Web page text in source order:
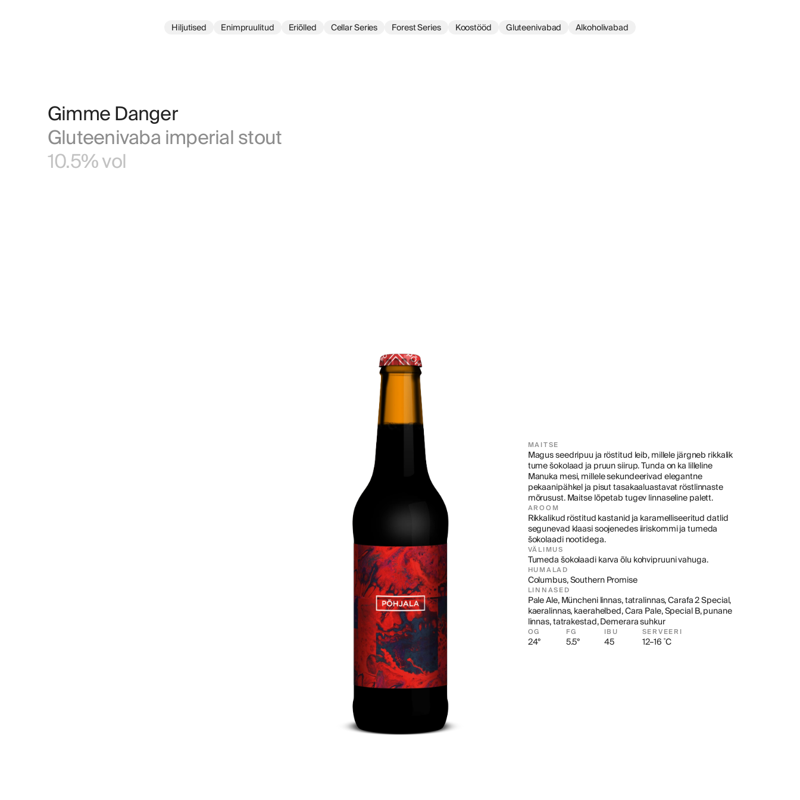
Hiljutised Enimpruulitud Eriõlled Cellar Series Forest Series Koostööd Gluteenivabad Alkoholivabad
Gimme Danger
Gluteenivaba imperial stout
10.5% vol
MAITSE
Magus seedripuu ja röstitud leib, millele järgneb rikkalik
tume šokolaad ja pruun siirup. Tunda on ka lilleline
Manuka mesi, millele sekundeerivad elegantne
pekaanipähkel ja pisut tasakaaluastavat röstlinnaste
mõrusust. Maitse lõpetab tugev linnaseline palett.
AROOM
Rikkalikud röstitud kastanid ja karamelliseeritud datlid
segunevad klaasi soojenedes iiriskommi ja tumeda
šokolaadi nootidega.
VÄLIMUS
Tumeda šokolaadi karva õlu kohvipruuni vahuga.
HUMALAD
Columbus, Southern Promise
LINNASED
Pale Ale, Müncheni linnas, tatralinnas, Carafa 2 Special,
kaeralinnas, kaerahelbed, Cara Pale, Special B, punane
linnas, tatrakestad, Demerara suhkur
OG
24°
FG
5.5°
IBU
45
SERVEERI
12–16 ˚C